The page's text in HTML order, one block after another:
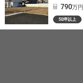
790万
50坪以上